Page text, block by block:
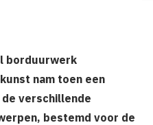
borduurwerk
nam toen een
verschillende
bestemd voor de